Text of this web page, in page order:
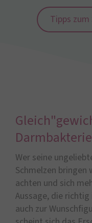
Tipps
Wer seine
Schmelzen bringen
achten und sich
Aussage, die
auch zur